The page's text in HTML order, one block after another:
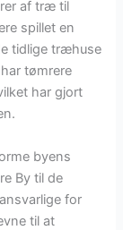
af træ til
spillet en
tidlige træhuse
tømrere
har gjort
byens
By til de
for
til at